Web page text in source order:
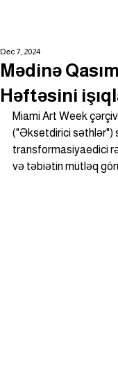
Mədinə
Həftəsini
Dec 7, 2024
Miami Art Week
("Əksetdirici səthlər")
transformasiyaedici
və təbiətin mütləq